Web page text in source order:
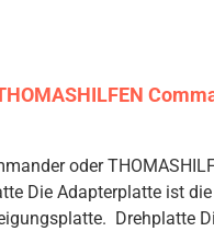
979 400 an und
oder
Die Adapterplatte ist
Drehplatte